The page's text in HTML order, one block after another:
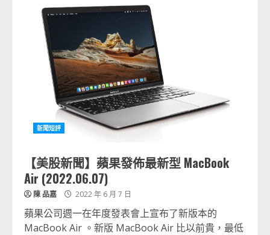
新聞短評
【美股新聞】蘋果發佈最新型 MacBook
Air (2022.06.07)
陳 品嘉 2022 年 6 月 7 日
蘋果公司週一在年度發表會上宣布了新版本的
MacBook Air 。新版 MacBook Air 比以前貴，最低